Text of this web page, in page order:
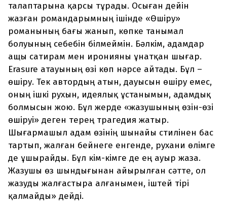
талаптарына қарсы тұрады. Осыған дейін
жазған романдарымның ішінде «Өшіру»
романының бағы жанып, көпке танымал
болуының себебін білмеймін. Бәлкім, адамдар
ащы сатирам мен иронияны ұнатқан шығар.
Erasure атауының өзі көп нәрсе айтады. Бұл –
өшіру. Тек автордың атын, дауысын өшіру емес,
оның ішкі рухын, идеялық ұстанымын, адамдық
болмысын жою. Бұл жерде «жазушының өзін-өзі
өшіруі» деген терең трагедия жатыр.
Шығармашыл адам өзінің шынайы стилінен бас
тартып, жалған бейнеге енгенде, рухани өлімге
де ұшырайды. Бұл кім-кімге де ең ауыр жаза.
Жазушы өз шындығынан айырылған сәтте, ол
жазуды жалғастыра алғанымен, іштей тірі
қалмайды» дейді.